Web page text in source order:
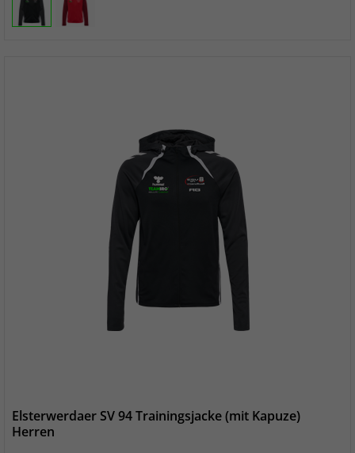
Elsterwerdaer SV 94 Trainingsjacke (mit Kapuze)
Herren